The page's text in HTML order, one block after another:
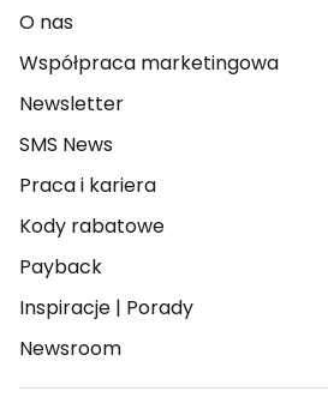
O nas
Współpraca marketingowa
Newsletter
SMS News
Praca i kariera
Kody rabatowe
Payback
Inspiracje | Porady
Newsroom